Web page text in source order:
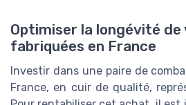
Optimiser la longévité de
fabriquées en France
Investir dans une paire de
France, en cuir de qualité,